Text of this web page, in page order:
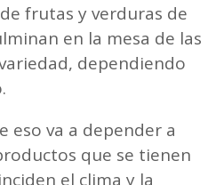
frutas y verduras de
en la mesa de las
dependiendo
eso va a depender a
que se tienen
el clima y la